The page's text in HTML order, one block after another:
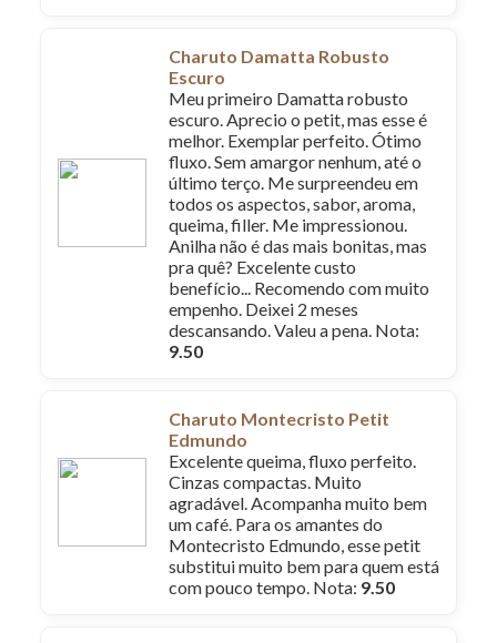
Charuto Damatta Robusto
Escuro
Meu primeiro Damatta robusto
escuro. Aprecio o petit, mas esse é
melhor. Exemplar perfeito. Ótimo
fluxo. Sem amargor nenhum, até o
último terço. Me surpreendeu em
todos os aspectos, sabor, aroma,
queima, filler. Me impressionou.
Anilha não é das mais bonitas, mas
pra quê? Excelente custo
benefício... Recomendo com muito
empenho. Deixei 2 meses
descansando. Valeu a pena. Nota:
9.50
Charuto Montecristo Petit
Edmundo
Excelente queima, fluxo perfeito.
Cinzas compactas. Muito
agradável. Acompanha muito bem
um café. Para os amantes do
Montecristo Edmundo, esse petit
substitui muito bem para quem está
com pouco tempo. Nota: 9.50